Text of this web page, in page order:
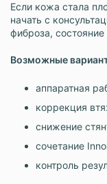
Если кожа стала
начать с
фиброза,
Возможные
аппаратная
коррекция
снижение
сочетание
контроль